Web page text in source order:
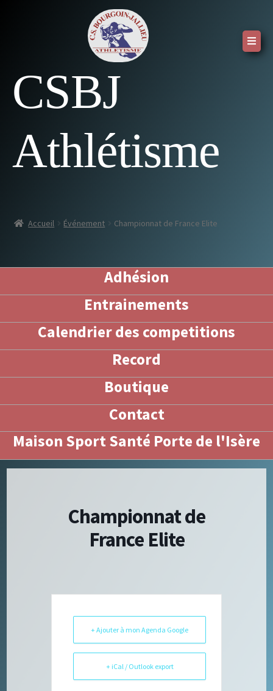
CSBJ
Athlétisme
Accueil Événement Championnat de France Elite
Adhésion
Entrainements
Calendrier des competitions
Record
Boutique
Contact
Maison Sport Santé Porte de l'Isère
Championnat de
France Elite
+ Ajouter à mon Agenda Google
+ iCal / Outlook export